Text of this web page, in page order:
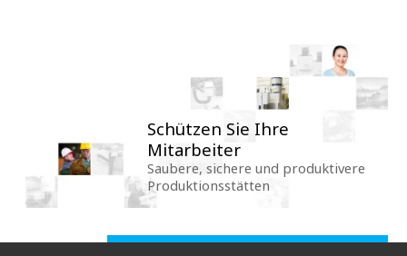
Schützen Sie Ihre
Mitarbeiter
Saubere, sichere und produktivere
Produktionsstätten